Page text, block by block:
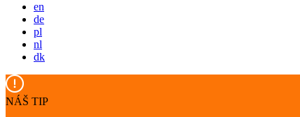
en
de
pl
nl
dk
NÁŠ TIP